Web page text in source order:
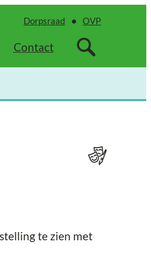
Dorpsraad OVP
Contact
te zien met